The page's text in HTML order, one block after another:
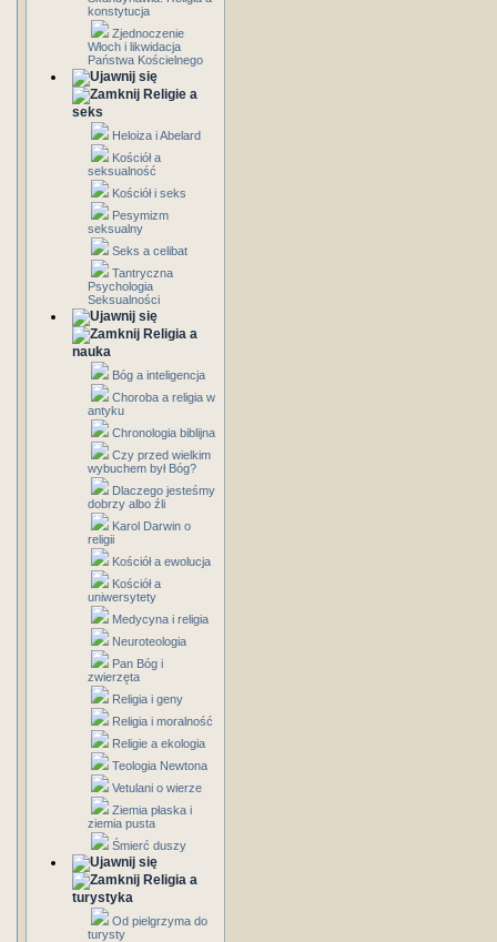
konstytucja
Zjednoczenie
Włoch i likwidacja
Państwa Kościelnego
Religie a
seks
Heloiza i Abelard
Kościół a
seksualność
Kościół i seks
Pesymizm
seksualny
Seks a celibat
Tantryczna
Psychologia
Seksualności
Religia a
nauka
Bóg a inteligencja
Choroba a religia w
antyku
Chronologia biblijna
Czy przed wielkim
wybuchem był Bóg?
Dlaczego jesteśmy
dobrzy albo źli
Karol Darwin o
religii
Kościół a ewolucja
Kościół a
uniwersytety
Medycyna i religia
Neuroteologia
Pan Bóg i
zwierzęta
Religia i geny
Religia i moralność
Religie a ekologia
Teologia Newtona
Vetulani o wierze
Ziemia płaska i
ziemia pusta
Śmierć duszy
Religia a
turystyka
Od pielgrzyma do
turysty